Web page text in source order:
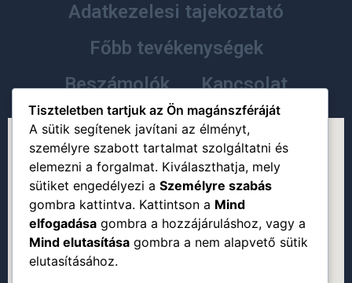
Adatkezelesi tajekoztató
Főbb tevékenységek
Beszámolók
Kapcsolat
Tiszteletben tartjuk az Ön magánszféráját
A sütik segítenek javítani az élményt,
személyre szabott tartalmat szolgáltatni és
elemezni a forgalmat. Kiválaszthatja, mely
sütiket engedélyezi a Személyre szabás
gombra kattintva. Kattintson a Mind
elfogadása gombra a hozzájáruláshoz, vagy a
Mind elutasítása gombra a nem alapvető sütik
elutasításához.